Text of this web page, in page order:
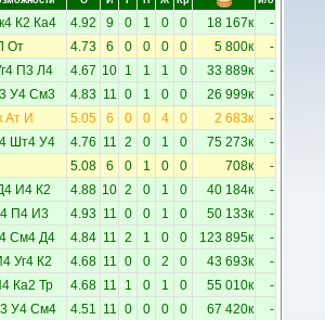
К2 Ка4 4.92 9 0 1 0 0 18 167к -
От 4.73 6 0 0 0 0 5 800к -
П3 Л4 4.67 10 1 1 1 0 33 889к -
У4 См3 4.83 11 0 1 0 0 26 999к -
Ат И 5.05 6 0 0 4 0 2 683к -
Шт4 У4 4.76 11 2 0 1 0 75 273к -
5.08 6 0 1 0 0 708к -
И4 К2 4.88 10 2 0 1 0 40 184к -
П4 И3 4.93 11 0 0 1 0 50 133к -
См4 Д4 4.84 11 2 1 0 0 123 895к -
Уг4 К2 4.68 11 0 0 2 0 43 693к -
Ка2 Тр 4.68 11 1 0 1 0 55 010к -
У4 См4 4.51 11 0 0 0 0 67 420к -